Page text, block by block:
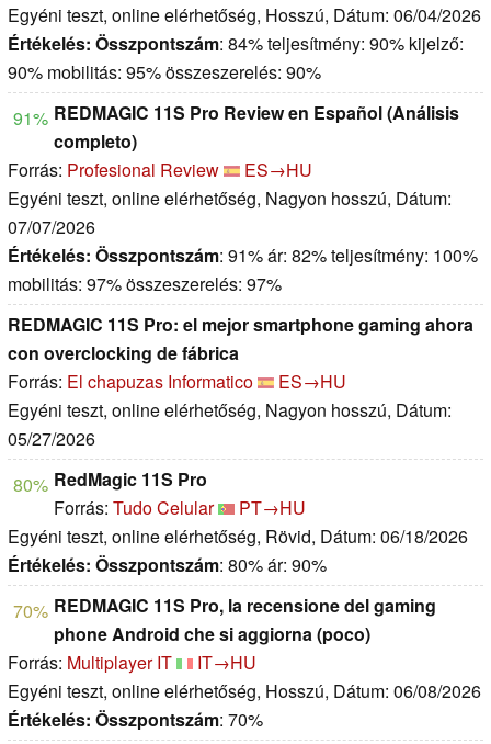
Egyéni teszt, online elérhetőség, Hosszú, Dátum: 06/04/2026
Értékelés: Összpontszám: 84% teljesítmény: 90% kijelző:
90% mobilitás: 95% összeszerelés: 90%
91% REDMAGIC 11S Pro Review en Español (Análisis
completo)
Forrás: Profesional Review
ES→HU
Egyéni teszt, online elérhetőség, Nagyon hosszú, Dátum:
07/07/2026
Értékelés: Összpontszám: 91% ár: 82% teljesítmény: 100%
mobilitás: 97% összeszerelés: 97%
REDMAGIC 11S Pro: el mejor smartphone gaming ahora
con overclocking de fábrica
Forrás: El chapuzas Informatico
ES→HU
Egyéni teszt, online elérhetőség, Nagyon hosszú, Dátum:
05/27/2026
80% RedMagic 11S Pro
Forrás: Tudo Celular
PT→HU
Egyéni teszt, online elérhetőség, Rövid, Dátum: 06/18/2026
Értékelés: Összpontszám: 80% ár: 90%
70% REDMAGIC 11S Pro, la recensione del gaming
phone Android che si aggiorna (poco)
Forrás: Multiplayer IT
IT→HU
Egyéni teszt, online elérhetőség, Hosszú, Dátum: 06/08/2026
Értékelés: Összpontszám: 70%